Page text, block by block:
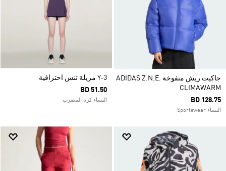
جاكيت ريش منفوخة ADIDAS Z.N.E.
CLIMAWARM
BD 128.75
النساء Sportswear
Y-3 مريلة تنس احترافية
BD 51.50
النساء كرة المضرب